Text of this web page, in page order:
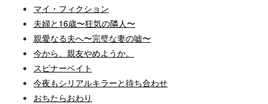
マイ・フィクション
夫婦と16歳〜狂気の隣人〜
親愛なる夫へ〜完璧な妻の嘘〜
今から、親友やめようか。
スピナーベイト
今夜もシリアルキラーと待ち合わせ
おちたらおわり